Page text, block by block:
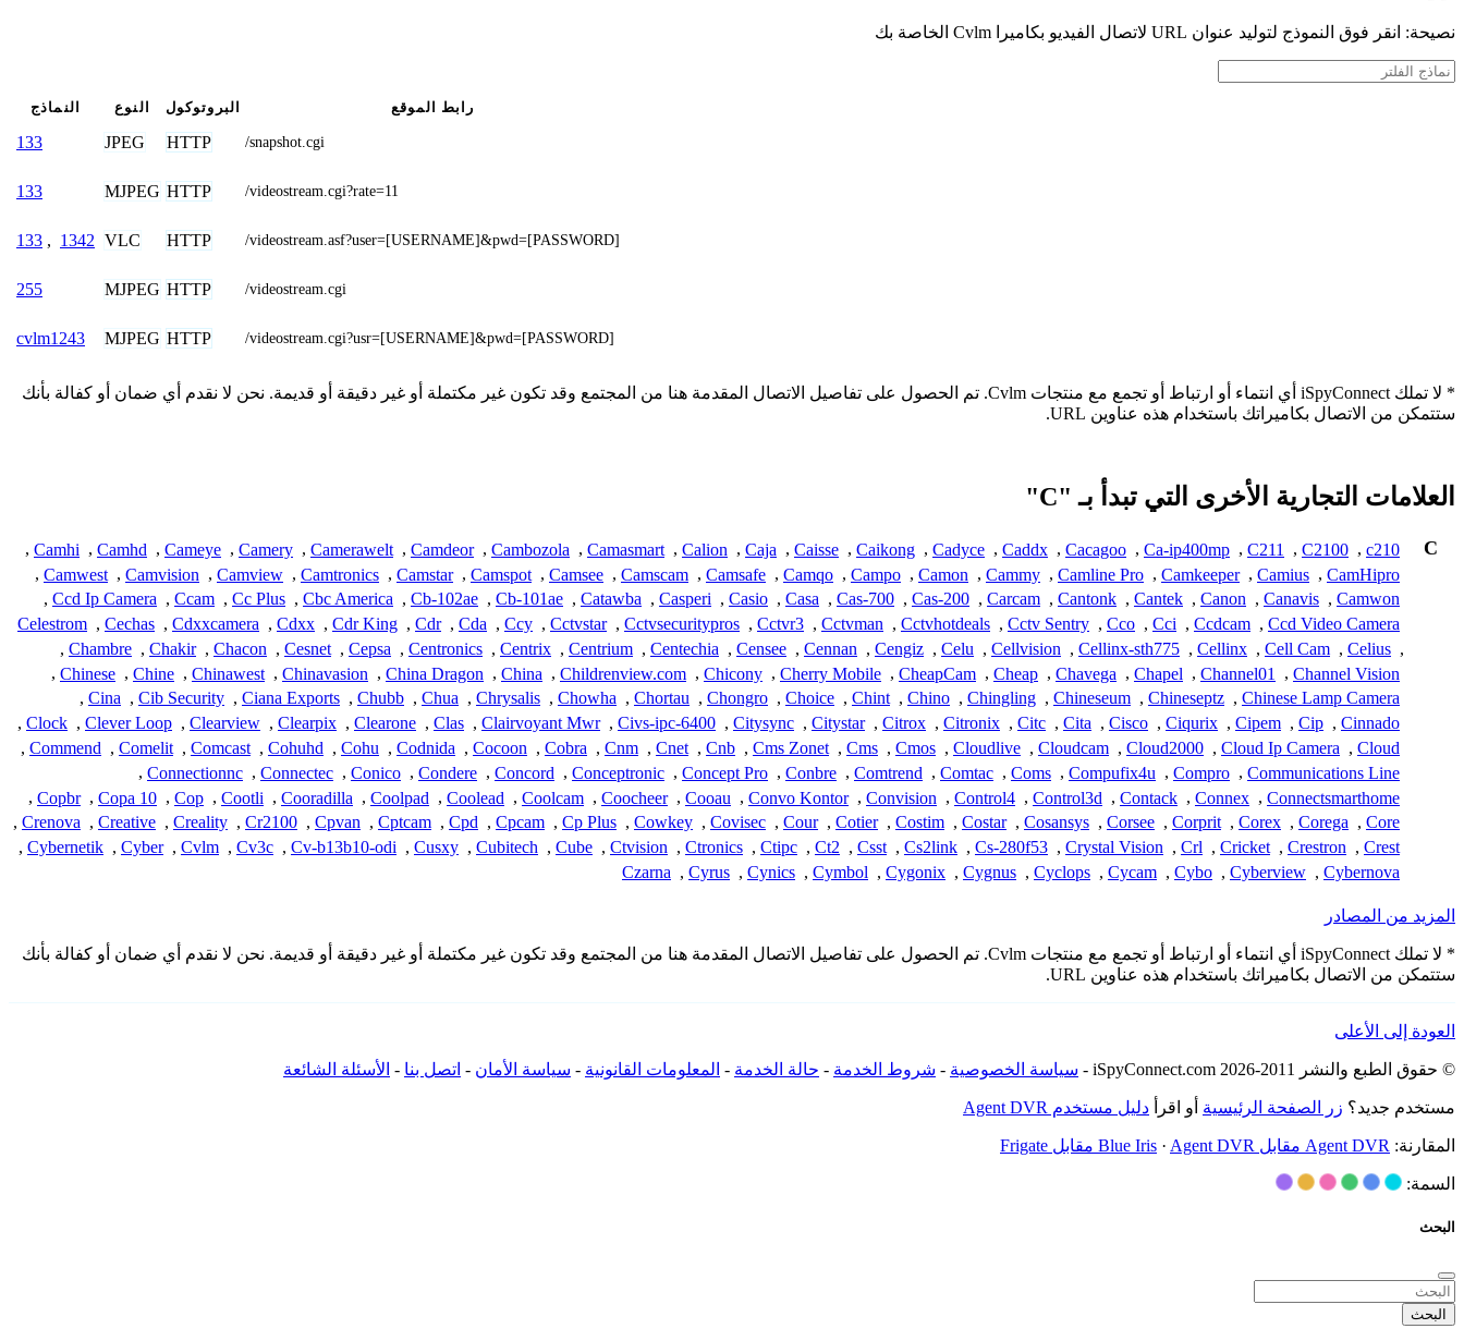
نصيحة: انقر فوق النموذج لتوليد عنوان URL لاتصال الفيديو بكاميرا Cvlm الخاصة بك
النماذج النوع البروتوكول رابط الموقع
133 JPEG HTTP /snapshot.cgi
133 MJPEG HTTP /videostream.cgi?rate=11
133 , 1342 VLC HTTP /videostream.asf?user=[USERNAME]&pwd=[PASSWORD]
255 MJPEG HTTP /videostream.cgi
cvlm1243 MJPEG HTTP /videostream.cgi?usr=[USERNAME]&pwd=[PASSWORD]
* لا تملك iSpyConnect أي انتماء أو ارتباط أو تجمع مع منتجات Cvlm. تم الحصول على تفاصيل الاتصال المقدمة هنا من المجتمع وقد تكون غير مكتملة أو غير دقيقة أو قديمة. نحن لا نقدم أي ضمان أو كفالة بأنك
ستتمكن من الاتصال بكاميراتك باستخدام هذه عناوين URL.
العلامات التجارية الأخرى التي تبدأ بـ "C"
C
c210
,
C2100
,
C211
,
Ca-ip400mp
,
Cacagoo
,
Caddx
,
Cadyce
,
Caikong
,
Caisse
,
Caja
,
Calion
,
Camasmart
,
Cambozola
,
Camdeor
,
Camerawelt
,
Camery
,
Cameye
,
Camhd
,
Camhi
,
CamHipro
,
Camius
,
Camkeeper
,
Camline Pro
,
Cammy
,
Camon
,
Campo
,
Camqo
,
Camsafe
,
Camscam
,
Camsee
,
Camspot
,
Camstar
,
Camtronics
,
Camview
,
Camvision
,
Camwest
,
Camwon
,
Canavis
,
Canon
,
Cantek
,
Cantonk
,
Carcam
,
Cas-200
,
Cas-700
,
Casa
,
Casio
,
Casperi
,
Catawba
,
Cb-101ae
,
Cb-102ae
,
Cbc America
,
Cc Plus
,
Ccam
,
Ccd Ip Camera
,
Ccd Video Camera
,
Ccdcam
,
Cci
,
Cco
,
Cctv Sentry
,
Cctvhotdeals
,
Cctvman
,
Cctvr3
,
Cctvsecuritypros
,
Cctvstar
,
Ccy
,
Cda
,
Cdr
,
Cdr King
,
Cdxx
,
Cdxxcamera
,
Cechas
,
Celestrom
,
Celius
,
Cell Cam
,
Cellinx
,
Cellinx-sth775
,
Cellvision
,
Celu
,
Cengiz
,
Cennan
,
Censee
,
Centechia
,
Centrium
,
Centrix
,
Centronics
,
Cepsa
,
Cesnet
,
Chacon
,
Chakir
,
Chambre
,
Channel Vision
,
Channel01
,
Chapel
,
Chavega
,
Cheap
,
CheapCam
,
Cherry Mobile
,
Chicony
,
Childrenview.com
,
China
,
China Dragon
,
Chinavasion
,
Chinawest
,
Chine
,
Chinese
,
Chinese Lamp Camera
,
Chineseptz
,
Chineseum
,
Chingling
,
Chino
,
Chint
,
Choice
,
Chongro
,
Chortau
,
Chowha
,
Chrysalis
,
Chua
,
Chubb
,
Ciana Exports
,
Cib Security
,
Cina
,
Cinnado
,
Cip
,
Cipem
,
Ciqurix
,
Cisco
,
Cita
,
Citc
,
Citronix
,
Citrox
,
Citystar
,
Citysync
,
Civs-ipc-6400
,
Clairvoyant Mwr
,
Clas
,
Clearone
,
Clearpix
,
Clearview
,
Clever Loop
,
Clock
,
Cloud
,
Cloud Ip Camera
,
Cloud2000
,
Cloudcam
,
Cloudlive
,
Cmos
,
Cms
,
Cms Zonet
,
Cnb
,
Cnet
,
Cnm
,
Cobra
,
Cocoon
,
Codnida
,
Cohu
,
Cohuhd
,
Comcast
,
Comelit
,
Commend
,
Communications Line
,
Compro
,
Compufix4u
,
Coms
,
Comtac
,
Comtrend
,
Conbre
,
Concept Pro
,
Conceptronic
,
Concord
,
Condere
,
Conico
,
Connectec
,
Connectionnc
,
Connectsmarthome
,
Connex
,
Contack
,
Control3d
,
Control4
,
Convision
,
Convo Kontor
,
Cooau
,
Coocheer
,
Coolcam
,
Coolead
,
Coolpad
,
Cooradilla
,
Cootli
,
Cop
,
Copa 10
,
Copbr
,
Core
,
Corega
,
Corex
,
Corprit
,
Corsee
,
Cosansys
,
Costar
,
Costim
,
Cotier
,
Cour
,
Covisec
,
Cowkey
,
Cp Plus
,
Cpcam
,
Cpd
,
Cptcam
,
Cpvan
,
Cr2100
,
Creality
,
Creative
,
Crenova
,
Crest
,
Crestron
,
Cricket
,
Crl
,
Crystal Vision
,
Cs-280f53
,
Cs2link
,
Csst
,
Ct2
,
Ctipc
,
Ctronics
,
Ctvision
,
Cube
,
Cubitech
,
Cusxy
,
Cv-b13b10-odi
,
Cv3c
,
Cvlm
,
Cyber
,
Cybernetik
,
Cybernova
,
Cyberview
,
Cybo
,
Cycam
,
Cyclops
,
Cygnus
,
Cygonix
,
Cymbol
,
Cynics
,
Cyrus
,
Czarna
المزيد من المصادر
* لا تملك iSpyConnect أي انتماء أو ارتباط أو تجمع مع منتجات Cvlm. تم الحصول على تفاصيل الاتصال المقدمة هنا من المجتمع وقد تكون غير مكتملة أو غير دقيقة أو قديمة. نحن لا نقدم أي ضمان أو كفالة بأنك
ستتمكن من الاتصال بكاميراتك باستخدام هذه عناوين URL.
العودة إلى الأعلى
© حقوق الطبع والنشر 2011-2026 iSpyConnect.com - سياسة الخصوصية - شروط الخدمة - حالة الخدمة - المعلومات القانونية - سياسة الأمان - اتصل بنا - الأسئلة الشائعة
مستخدم جديد؟ زر الصفحة الرئيسية أو اقرأ دليل مستخدم Agent DVR
المقارنة: Agent DVR مقابل Blue Iris · Agent DVR مقابل Frigate
السمة:
البحث
البحث